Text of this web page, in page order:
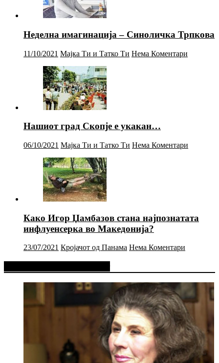
Неделна имагинација – Синоличка Трпкова
11/10/2021 Мајка Ти и Татко Ти Нема Коментари
Нашиот град Скопје е укакан…
06/10/2021 Мајка Ти и Татко Ти Нема Коментари
Како Игор Џамбазов стана најпознатата
инфлуенсерка во Македонија?
23/07/2021 Кројачот од Панама Нема Коментари